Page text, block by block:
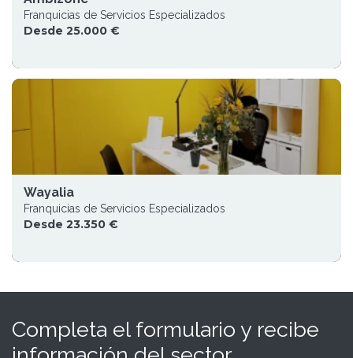
Franquicias de Servicios Especializados
Desde 25.000 €
Wayalia
Franquicias de Servicios Especializados
Desde 23.350 €
Completa el formulario y recibe